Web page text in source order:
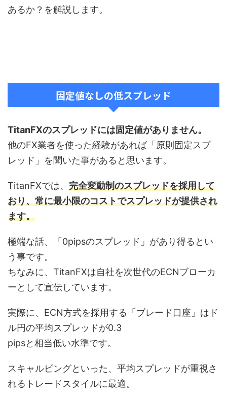
あるか？を解説します。
固定値なしの低スプレッド
TitanFXのスプレッドには固定値がありません。
他のFX業者を使った経験があれば「原則固定スプ
レッド」を聞いた事があると思います。
TitanFXでは、 完全変動制のスプレッドを採用して
おり、常に最小限のコストでスプレッドが提供され
ます。
極端な話、「0pipsのスプレッド」があり得るとい
う事です。
ちなみに、TitanFXは自社を次世代のECNブローカ
ーとして宣伝しています。
実際に、ECN方式を採用する「ブレード口座」はド
ル円の平均スプレッドが0.3
pipsと相当低い水準です。
スキャルピングといった、平均スプレッドが重視さ
れるトレードスタイルに最適。